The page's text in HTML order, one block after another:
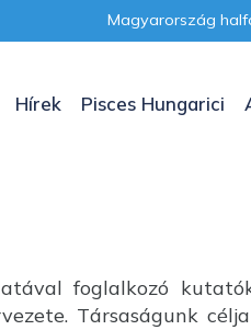
Magyarország
Hírek Pisces Hungarici
foglalkozó
Társaságunk